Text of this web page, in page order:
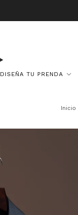
DISEÑA TU PRENDA
Inicio